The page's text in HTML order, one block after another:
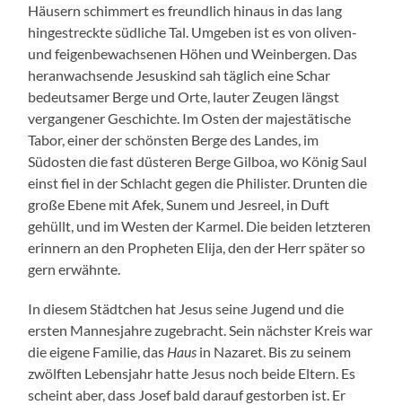
Häusern schimmert es freundlich hinaus in das lang
hingestreckte südliche Tal. Umgeben ist es von oliven-
und feigenbewachsenen Höhen und Weinbergen. Das
heranwachsende Jesuskind sah täglich eine Schar
bedeutsamer Berge und Orte, lauter Zeugen längst
vergangener Geschichte. Im Osten der majestätische
Tabor, einer der schönsten Berge des Landes, im
Südosten die fast düsteren Berge Gilboa, wo König Saul
einst fiel in der Schlacht gegen die Philister. Drunten die
große Ebene mit Afek, Sunem und Jesreel, in Duft
gehüllt, und im Westen der Karmel. Die beiden letzteren
erinnern an den Propheten Elija, den der Herr später so
gern erwähnte.
In diesem Städtchen hat Jesus seine Jugend und die
ersten Mannesjahre zugebracht. Sein nächster Kreis war
die eigene Familie, das Haus in Nazaret. Bis zu seinem
zwölften Lebensjahr hatte Jesus noch beide Eltern. Es
scheint aber, dass Josef bald darauf gestorben ist. Er